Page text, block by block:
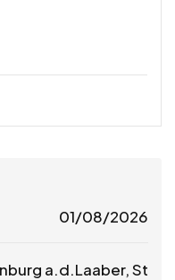
01/08/2026
a.d.Laaber, St